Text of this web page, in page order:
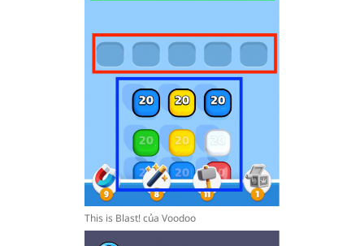
This is Blast! của Voodoo